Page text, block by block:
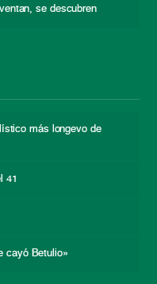
se descubren
más longevo de
41
cayó Betulio»